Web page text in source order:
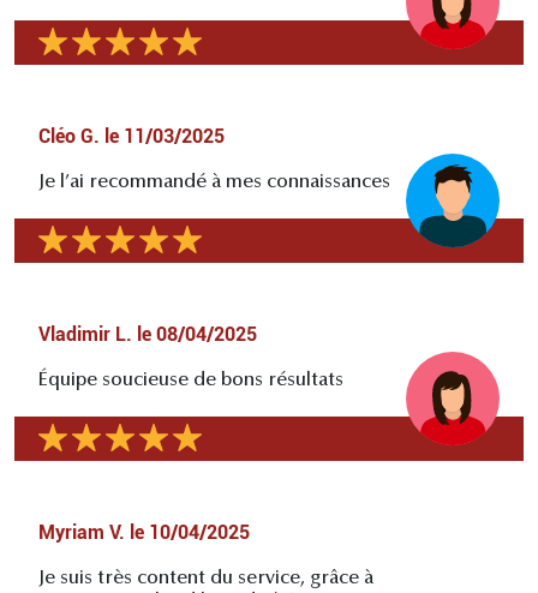
Cléo G. le 11/03/2025
Je l’ai recommandé à mes connaissances
Vladimir L. le 08/04/2025
Équipe soucieuse de bons résultats
Myriam V. le 10/04/2025
Je suis très content du service, grâce à